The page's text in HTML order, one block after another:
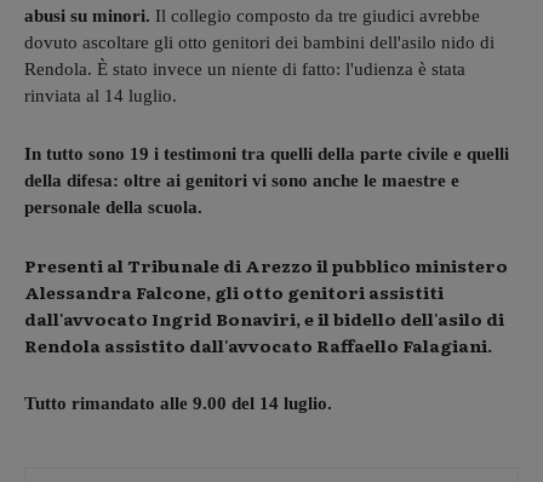
abusi su minori. Il collegio composto da tre giudici avrebbe
dovuto ascoltare gli otto genitori dei bambini dell'asilo nido di
Rendola. È stato invece un niente di fatto: l'udienza è stata
rinviata al 14 luglio.
In tutto sono 19 i testimoni tra quelli della parte civile e quelli
della difesa: oltre ai genitori vi sono anche le maestre e
personale della scuola.
Presenti al Tribunale di Arezzo il pubblico ministero
Alessandra Falcone, gli otto genitori assistiti
dall'avvocato Ingrid Bonaviri, e il bidello dell'asilo di
Rendola assistito dall'avvocato Raffaello Falagiani.
Tutto rimandato alle 9.00 del 14 luglio.